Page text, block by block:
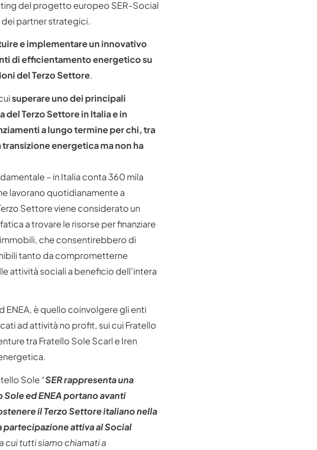
del progetto europeo SER-Social
dei partner strategici.
e implementare un innovativo
di efficientamento energetico su
del Terzo Settore.
superare uno dei principali
Terzo Settore in Italia e in
a lungo termine per chi, tra
energetica ma non ha
– in Italia conta 360 mila
lavorano quotidianamente a
Settore viene considerato un
a trovare le risorse per finanziare
che consentirebbero di
tanto da comprometterne
attività sociali a beneficio dell’intera
ENEA, è quello coinvolgere gli enti
ad attività no profit, sui cui Fratello
tra Fratello Sole Scarl e Iren
Sole “SER rappresenta una
ed ENEA portano avanti
il Terzo Settore italiano nella
partecipazione attiva al Social
cui tutti siamo chiamati a